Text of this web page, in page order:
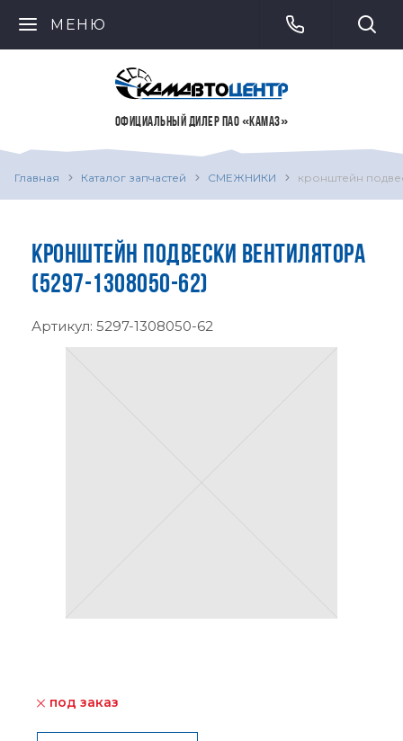
МЕНЮ
ОФИЦИАЛЬНЫЙ ДИЛЕР ПАО «КАМАЗ»
Главная Каталог запчастей СМЕЖНИКИ кронштейн
КРОНШТЕЙН ПОДВЕСКИ ВЕНТИЛЯТОРА
(5297-1308050-62)
Артикул: 5297-1308050-62
под заказ